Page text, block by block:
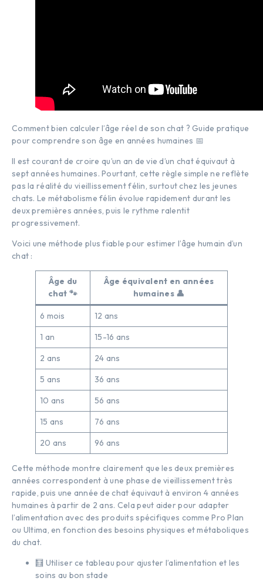
Comment bien calculer l’âge réel de son chat ? Guide pratique
pour comprendre son âge en années humaines 📅
Il est courant de croire qu’un an de vie d’un chat équivaut à
sept années humaines. Pourtant, cette règle simple ne reflète
pas la réalité du vieillissement félin, surtout chez les jeunes
chats. Le métabolisme félin évolue rapidement durant les
deux premières années, puis le rythme ralentit
progressivement.
Voici une méthode plus fiable pour estimer l’âge humain d’un
chat :
Âge du
chat 🐾
Âge équivalent en années
humaines 👤
6 mois
12 ans
1 an
15-16 ans
2 ans
24 ans
5 ans
36 ans
10 ans
56 ans
15 ans
76 ans
20 ans
96 ans
Cette méthode montre clairement que les deux premières
années correspondent à une phase de vieillissement très
rapide, puis une année de chat équivaut à environ 4 années
humaines à partir de 2 ans. Cela peut aider pour adapter
l’alimentation avec des produits spécifiques comme Pro Plan
ou Ultima, en fonction des besoins physiques et métaboliques
du chat.
🧮 Utiliser ce tableau pour ajuster l’alimentation et les
soins au bon stade